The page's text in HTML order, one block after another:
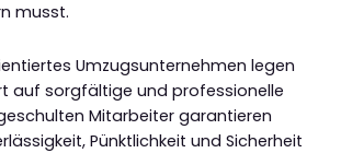
musst.
Umzugsunternehmen legen
auf sorgfältige und professionelle
Mitarbeiter garantieren
Pünktlichkeit und Sicherheit